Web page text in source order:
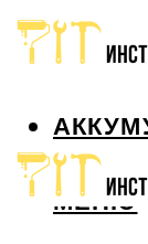
МЕНЮ